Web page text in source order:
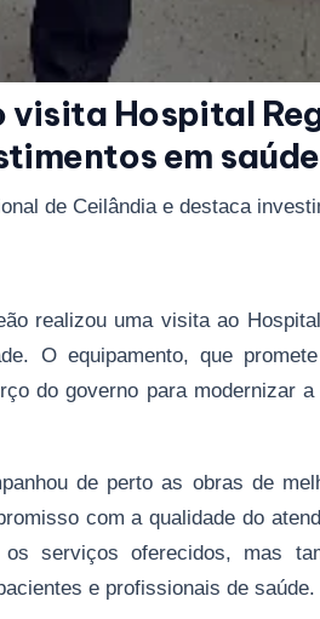
visita Hospital
em saúde
de Ceilândia e destaca
realizou uma visita ao
O equipamento, que
do governo para modernizar
de perto as obras de
com a qualidade do
serviços oferecidos, mas
e profissionais de saúde.